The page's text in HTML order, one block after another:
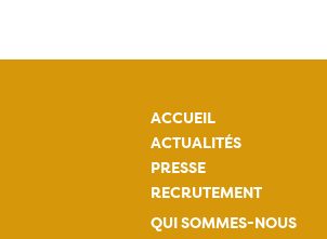
ACCUEIL
ACTUALITÉS
PRESSE
RECRUTEMENT
QUI SOMMES-NOUS